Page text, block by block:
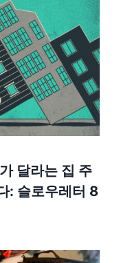
달라는 집 주
: 슬로우레터 8